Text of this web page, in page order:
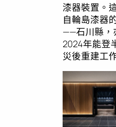
漆器裝置。
自輪島漆器
——石川縣，
2024年能登
災後重建工